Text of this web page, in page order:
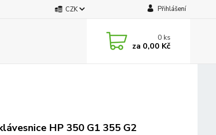
CZK Přihlášení
0ks
za 0,00 Kč
HP 350 G1 355 G2